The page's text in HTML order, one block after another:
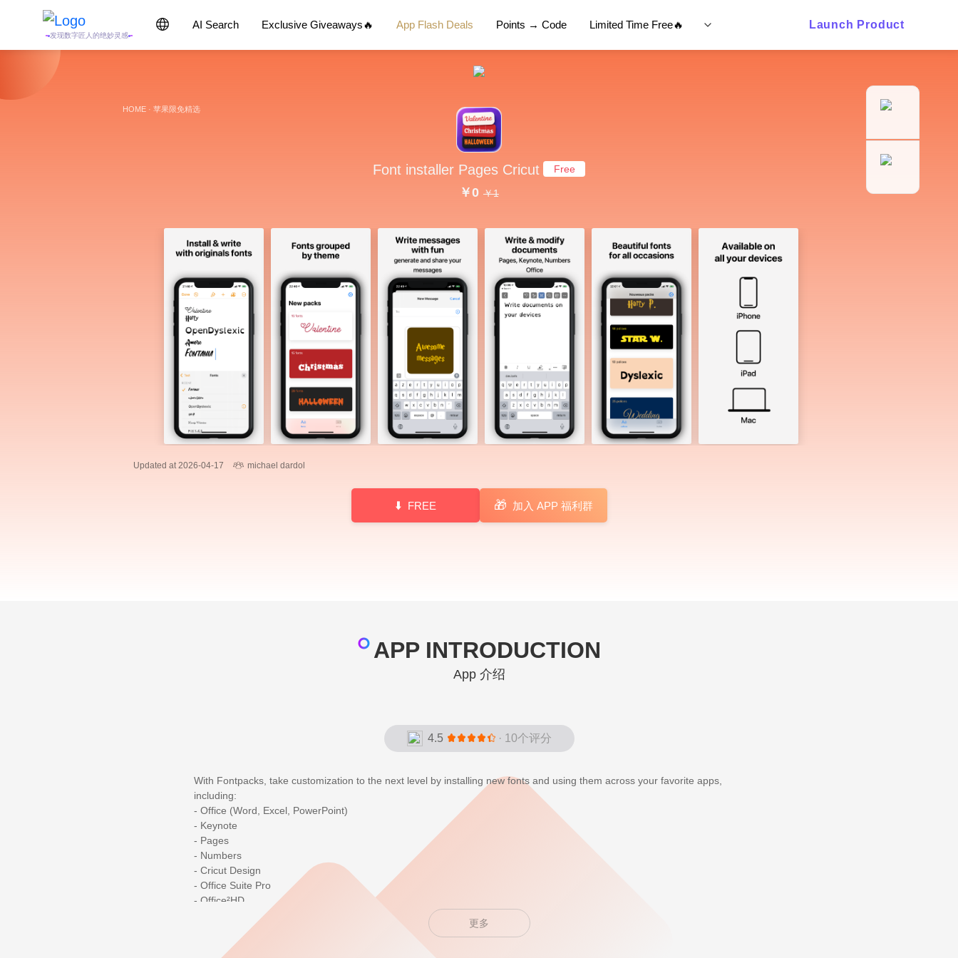
发现数字匠人的绝妙灵感
AI Search Exclusive Giveaways🔥 App Flash Deals Points → Code Limited Time Free🔥 Launch Product
HOME · 苹果限免精选
Font installer Pages Cricut Free
￥0 ￥1
Updated at 2026-04-17 michael dardol
FREE 🎁 加入 APP 福利群
APP INTRODUCTION
App 介绍
4.5 · 10个评分
With Fontpacks, take customization to the next level by installing new fonts and using them across your favorite apps,
including:
- Office (Word, Excel, PowerPoint)
- Keynote
- Pages
- Numbers
- Cricut Design
- Office Suite Pro
- Office²HD
Discover our handpicked selection of themed fonts:
- OpenDyslexic: Designed for individuals with dyslexia
- Dyslexic: Variations for those with dyslexia and AMD
更多